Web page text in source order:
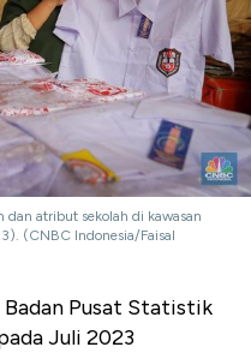
dan atribut sekolah di kawasan
(CNBC Indonesia/Faisal
Badan Pusat Statistik
Juli 2023